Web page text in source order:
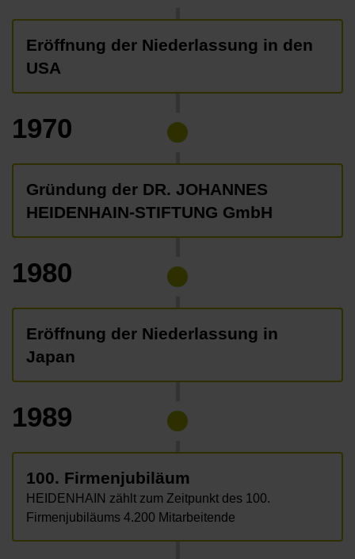
Eröffnung der Niederlassung in den
USA
1970
Gründung der DR. JOHANNES
HEIDENHAIN-STIFTUNG GmbH
1980
Eröffnung der Niederlassung in
Japan
1989
100. Firmenjubiläum
HEIDENHAIN zählt zum Zeitpunkt des 100.
Firmenjubiläums 4.200 Mitarbeitende